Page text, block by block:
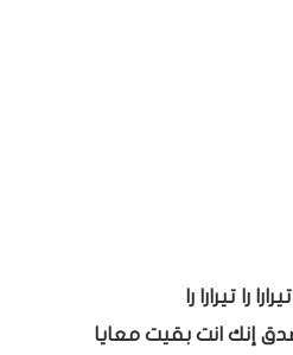
را تيرارا را
إنك انت بقيت معايا